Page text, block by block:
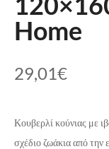
Home
29,01€
Κουβερλί κούνιας με
σχέδιο ζωάκια από